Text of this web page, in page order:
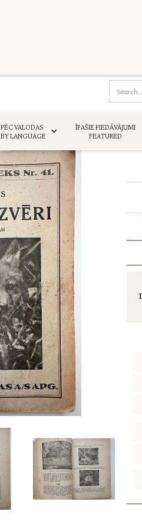
PĒC VALODAS
BY LANGUAGE
ĪPAŠIE PIEDĀVĀJUMI
FEATURED